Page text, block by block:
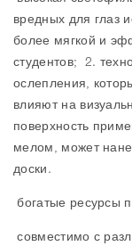
вредных для глаз
более мягкой и
студентов; 2.
ослепления,
влияют на
поверхность
мелом, может
доски.
богатые ресурсы
совместимо с